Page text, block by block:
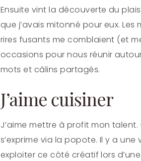
Ensuite vint la découverte du
que j’avais mitonné pour eux.
rires fusants me comblaient (et
occasions pour nous réunir
mots et câlins partagés.
J’aime cuisiner
J’aime mettre à profit mon
s’exprime via la popote. Il y a une
exploiter ce côté créatif lors